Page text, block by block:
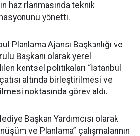
hazırlanmasında teknik
yönetti.
Planlama Ajansı Başkanlığı ve
Başkanı olarak yerel
kentsel politikaları “İstanbul
altında birleştirilmesi ve
noktasında görev aldı.
Başkan Yardımcısı olarak
ve Planlama” çalışmalarının